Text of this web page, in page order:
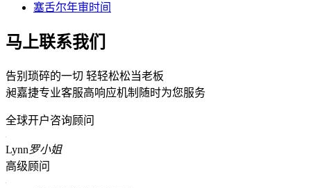
塞舌尔年审时间
马上联系我们
告别琐碎的一切 轻轻松松当老板
昶嘉捷专业客服高响应机制随时为您服务
全球开户咨询顾问
Lynn罗小姐
高级顾问